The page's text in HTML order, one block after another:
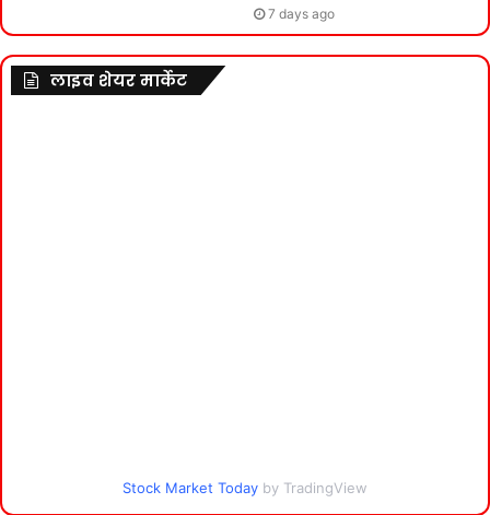
7 days ago
लाइव शेयर मार्केट
Stock Market Today by TradingView